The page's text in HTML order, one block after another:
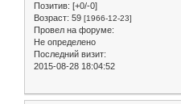
Позитив: [+0/-0]
Возраст: 59 [1966-12-23]
Провел на форуме:
Не определено
Последний визит:
2015-08-28 18:04:52